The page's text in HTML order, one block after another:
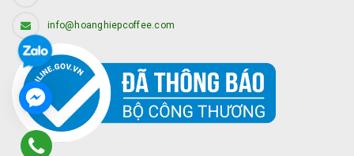
info@hoanghiepcoffee.com